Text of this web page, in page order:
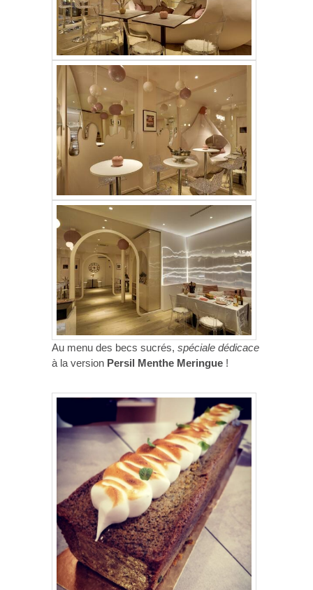
Au menu des becs sucrés, spéciale dédicace
à la version Persil Menthe Meringue !